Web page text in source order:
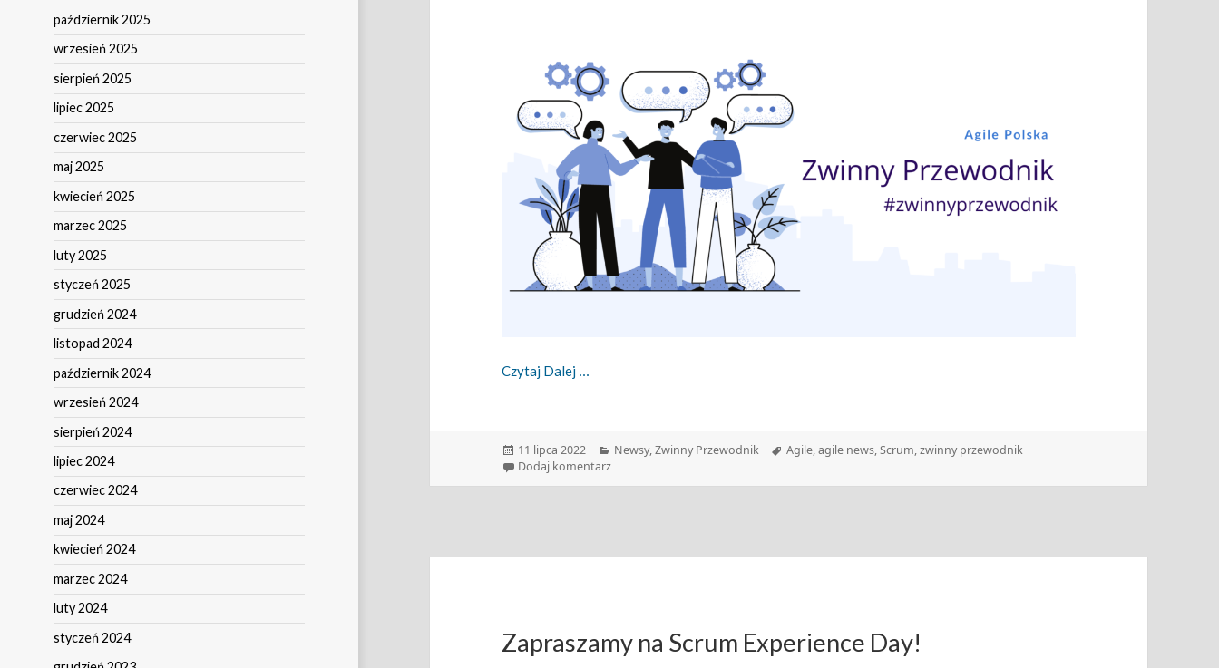
październik 2025
wrzesień 2025
sierpień 2025
lipiec 2025
czerwiec 2025
maj 2025
kwiecień 2025
marzec 2025
luty 2025
styczeń 2025
grudzień 2024
listopad 2024
październik 2024
wrzesień 2024
sierpień 2024
lipiec 2024
czerwiec 2024
maj 2024
kwiecień 2024
marzec 2024
luty 2024
styczeń 2024
Czytaj Dalej
Data
publikacji
11 lipca 2022 Kategorie
Newsy,Zwinny Przewodnik Tagi
Agile,agile news,Scrum,zwinny przewodnik
Dodaj komentarzdo Zwinny Przewodnik – 11.07.2022
Zapraszamy na Scrum Experience Day!